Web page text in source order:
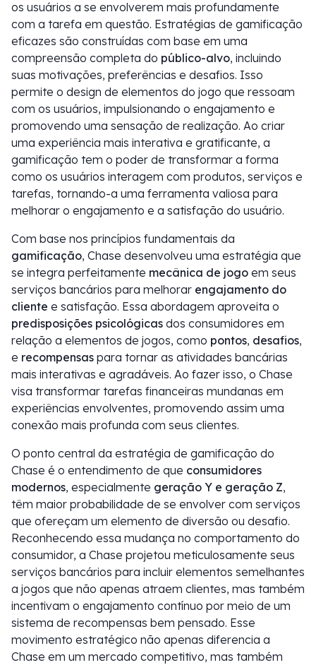
os usuários a se envolverem mais profundamente
com a tarefa em questão. Estratégias de gamificação
eficazes são construídas com base em uma
compreensão completa do público-alvo, incluindo
suas motivações, preferências e desafios. Isso
permite o design de elementos do jogo que ressoam
com os usuários, impulsionando o engajamento e
promovendo uma sensação de realização. Ao criar
uma experiência mais interativa e gratificante, a
gamificação tem o poder de transformar a forma
como os usuários interagem com produtos, serviços e
tarefas, tornando-a uma ferramenta valiosa para
melhorar o engajamento e a satisfação do usuário.
Com base nos princípios fundamentais da
gamificação, Chase desenvolveu uma estratégia que
se integra perfeitamente mecânica de jogo em seus
serviços bancários para melhorar engajamento do
cliente e satisfação. Essa abordagem aproveita o
predisposições psicológicas dos consumidores em
relação a elementos de jogos, como pontos, desafios,
e recompensas para tornar as atividades bancárias
mais interativas e agradáveis. Ao fazer isso, o Chase
visa transformar tarefas financeiras mundanas em
experiências envolventes, promovendo assim uma
conexão mais profunda com seus clientes.
O ponto central da estratégia de gamificação do
Chase é o entendimento de que consumidores
modernos, especialmente geração Y e geração Z,
têm maior probabilidade de se envolver com serviços
que ofereçam um elemento de diversão ou desafio.
Reconhecendo essa mudança no comportamento do
consumidor, a Chase projetou meticulosamente seus
serviços bancários para incluir elementos semelhantes
a jogos que não apenas atraem clientes, mas também
incentivam o engajamento contínuo por meio de um
sistema de recompensas bem pensado. Esse
movimento estratégico não apenas diferencia a
Chase em um mercado competitivo, mas também